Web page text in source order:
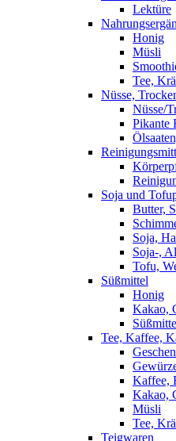
Lektüre
Honig
Müsli
Tee,
Nüsse,
Nüsse/
Pikante
Soja und
Butter,
Soja,
Soja-,
Tofu,
Süßmittel
Honig
Kakao,
Tee, Kaffee,
Kaffee,
Kakao,
Müsli
Tee,
Teigwaren